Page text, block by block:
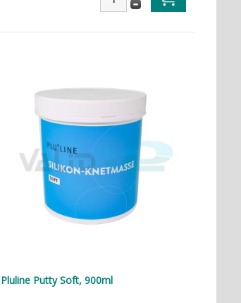
Pluline Putty Soft, 900ml
Futar D (2x50ml) Új
20.248 Ft